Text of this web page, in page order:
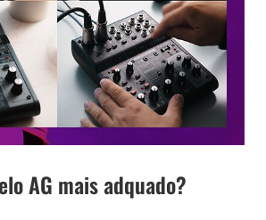
AG mais adquado?